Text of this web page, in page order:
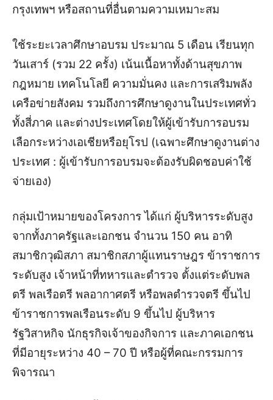
กรุงเทพฯ หรือสถานที่อื่นตามความเหมาะสม
ใช้ระยะเวลาศึกษาอบรม ประมาณ 5 เดือน เรียนทุก
วันเสาร์ (รวม 22 ครั้ง) เน้นเนื้อหาทั้งด้านสุขภาพ
กฎหมาย เทคโนโลยี ความมั่นคง และการเสริมพลัง
เครือข่ายสังคม รวมถึงการศึกษาดูงานในประเทศทั่ว
ทั้งสี่ภาค และต่างประเทศโดยให้ผู้เข้ารับการอบรม
เลือกระหว่างเอเชียหรือยุโรป (เฉพาะศึกษาดูงานต่าง
ประเทศ : ผู้เข้ารับการอบรมจะต้องรับผิดชอบค่าใช้
จ่ายเอง)
กลุ่มเป้าหมายของโครงการ ได้แก่ ผู้บริหารระดับสูง
จากทั้งภาครัฐและเอกชน จำนวน 150 คน อาทิ
สมาชิกวุฒิสภา สมาชิกสภาผู้แทนราษฎร ข้าราชการ
ระดับสูง เจ้าหน้าที่ทหารและตำรวจ ตั้งแต่ระดับพล
ตรี พลเรือตรี พลอากาศตรี หรือพลตำรวจตรี ขึ้นไป
ข้าราชการพลเรือนระดับ 9 ขึ้นไป ผู้บริหาร
รัฐวิสาหกิจ นักธุรกิจเจ้าของกิจการ และภาคเอกชน
ที่มีอายุระหว่าง 40 – 70 ปี หรือผู้ที่คณะกรรมการ
พิจารณา